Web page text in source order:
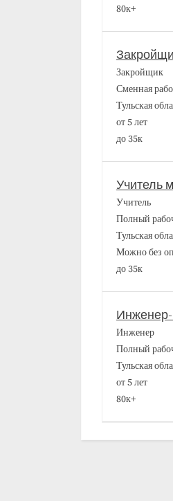
80к+
Закройщик
Сменная
Тульская
от 5 лет
до 35к
Учитель
Учитель
Полный
Тульская
Можно без
до 35к
Инженер
Полный
Тульская
от 5 лет
80к+